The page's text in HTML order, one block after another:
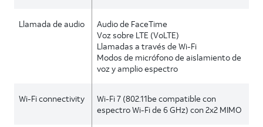
Llamada de audio
Audio de FaceTime
Voz sobre LTE (VoLTE)
Llamadas a través de Wi-Fi
Modos de micrófono de aislamiento de
voz y amplio espectro
Wi-Fi connectivity
Wi-Fi 7 (802.11be compatible con
espectro Wi-Fi de 6 GHz) con 2x2 MIMO